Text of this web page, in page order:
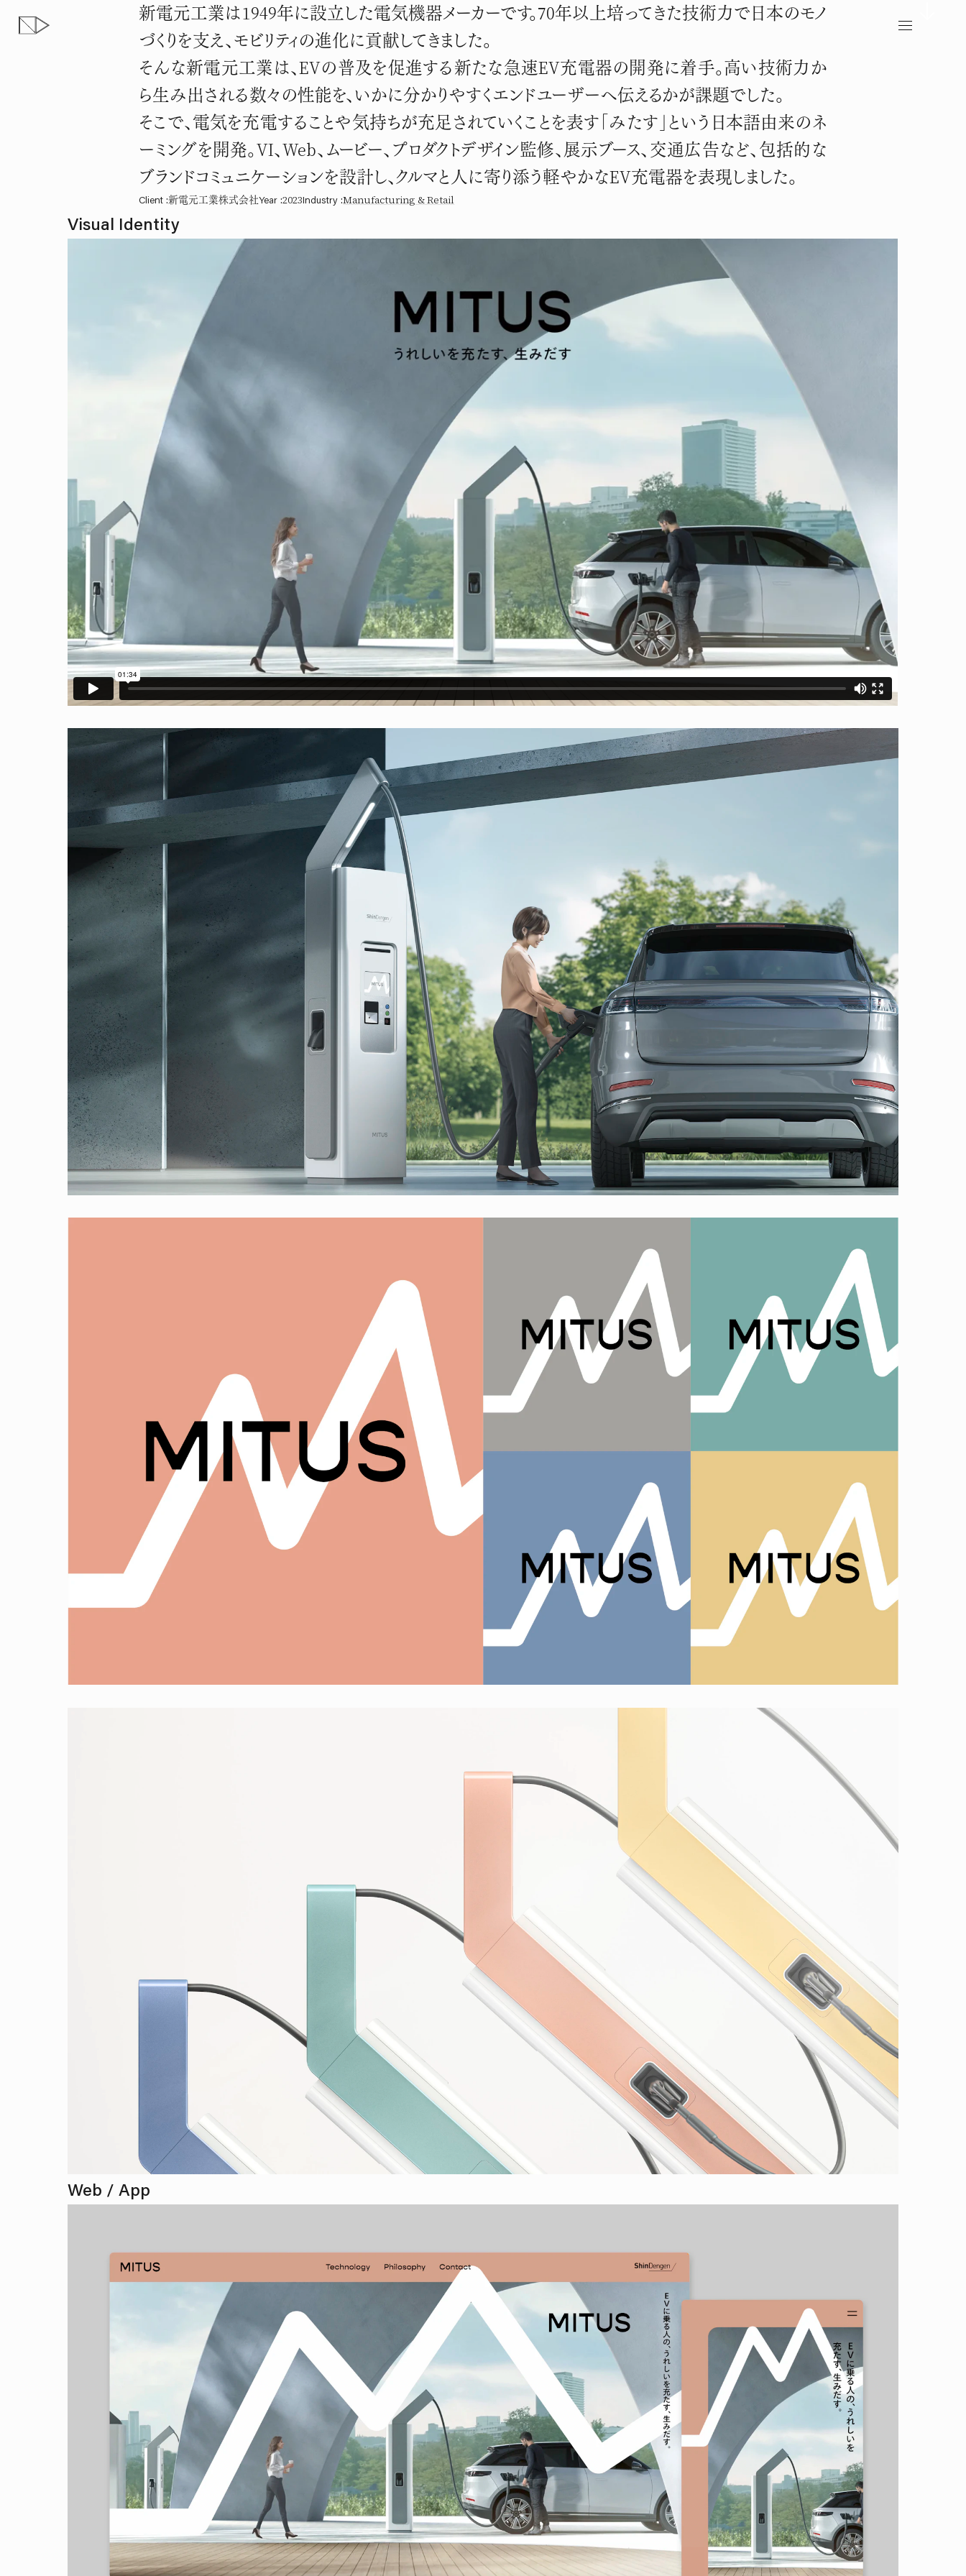
電気も、気持ちも、充たしていく。
新電元工業は1949年に設立した電気機器メーカーです。70年以上培ってきた技術力で日本のモノ
づくりを支え、モビリティの進化に貢献してきました。
そんな新電元工業は、EVの普及を促進する新たな急速EV充電器の開発に着手。高い技術力か
ら生み出される数々の性能を、いかに分かりやすくエンドユーザーへ伝えるかが課題でした。
そこで、電気を充電することや気持ちが充足されていくことを表す「みたす」という日本語由来のネ
ーミングを開発。VI、Web、ムービー、プロダクトデザイン監修、展示ブース、交通広告など、包括的な
ブランドコミュニケーションを設計し、クルマと人に寄り添う軽やかなEV充電器を表現しました。
Client:新電元工業株式会社Year:2023Industry:Manufacturing & Retail
Visual Identity
Web / App